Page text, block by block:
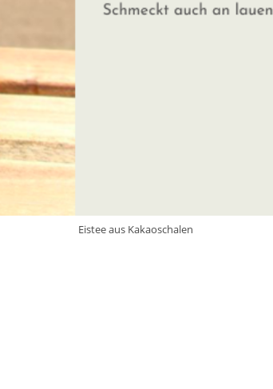
Eistee aus Kakaoschalen